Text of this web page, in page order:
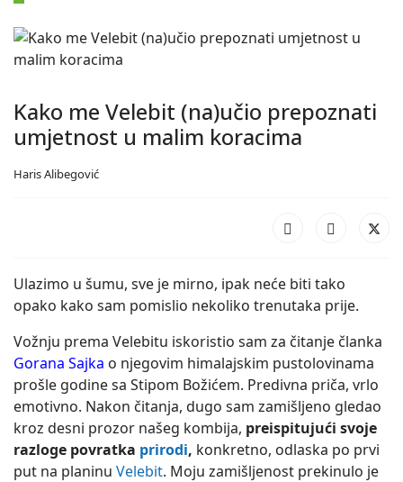
Kako me Velebit (na)učio prepoznati
umjetnost u malim koracima
Haris Alibegović
Ulazimo u šumu, sve je mirno, ipak neće biti tako
opako kako sam pomislio nekoliko trenutaka prije.
Vožnju prema Velebitu iskoristio sam za čitanje članka
Gorana Sajka o njegovim himalajskim pustolovinama
prošle godine sa Stipom Božićem. Predivna priča, vrlo
emotivno. Nakon čitanja, dugo sam zamišljeno gledao
kroz desni prozor našeg kombija, preispitujući svoje
razloge povratka prirodi, konkretno, odlaska po prvi
put na planinu Velebit. Moju zamišljenost prekinulo je